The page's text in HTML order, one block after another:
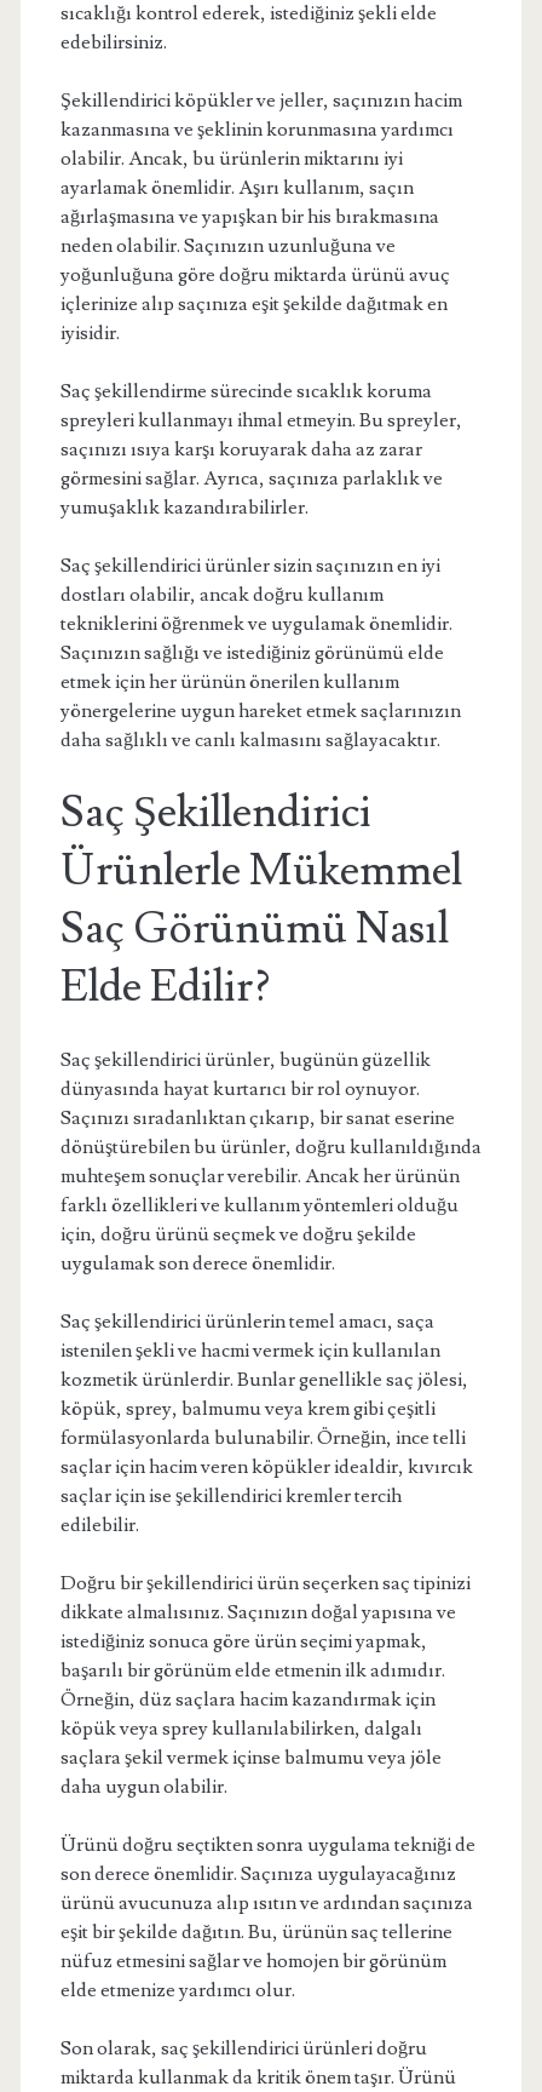
sıcaklığı kontrol ederek, istediğiniz şekli elde
edebilirsiniz.
Şekillendirici köpükler ve jeller, saçınızın hacim
kazanmasına ve şeklinin korunmasına yardımcı
olabilir. Ancak, bu ürünlerin miktarını iyi
ayarlamak önemlidir. Aşırı kullanım, saçın
ağırlaşmasına ve yapışkan bir his bırakmasına
neden olabilir. Saçınızın uzunluğuna ve
yoğunluğuna göre doğru miktarda ürünü avuç
içlerinize alıp saçınıza eşit şekilde dağıtmak en
iyisidir.
Saç şekillendirme sürecinde sıcaklık koruma
spreyleri kullanmayı ihmal etmeyin. Bu spreyler,
saçınızı ısıya karşı koruyarak daha az zarar
görmesini sağlar. Ayrıca, saçınıza parlaklık ve
yumuşaklık kazandırabilirler.
Saç şekillendirici ürünler sizin saçınızın en iyi
dostları olabilir, ancak doğru kullanım
tekniklerini öğrenmek ve uygulamak önemlidir.
Saçınızın sağlığı ve istediğiniz görünümü elde
etmek için her ürünün önerilen kullanım
yönergelerine uygun hareket etmek saçlarınızın
daha sağlıklı ve canlı kalmasını sağlayacaktır.
Saç Şekillendirici
Ürünlerle Mükemmel
Saç Görünümü Nasıl
Elde Edilir?
Saç şekillendirici ürünler, bugünün güzellik
dünyasında hayat kurtarıcı bir rol oynuyor.
Saçınızı sıradanlıktan çıkarıp, bir sanat eserine
dönüştürebilen bu ürünler, doğru kullanıldığında
muhteşem sonuçlar verebilir. Ancak her ürünün
farklı özellikleri ve kullanım yöntemleri olduğu
için, doğru ürünü seçmek ve doğru şekilde
uygulamak son derece önemlidir.
Saç şekillendirici ürünlerin temel amacı, saça
istenilen şekli ve hacmi vermek için kullanılan
kozmetik ürünlerdir. Bunlar genellikle saç jölesi,
köpük, sprey, balmumu veya krem gibi çeşitli
formülasyonlarda bulunabilir. Örneğin, ince telli
saçlar için hacim veren köpükler idealdir, kıvırcık
saçlar için ise şekillendirici kremler tercih
edilebilir.
Doğru bir şekillendirici ürün seçerken saç tipinizi
dikkate almalısınız. Saçınızın doğal yapısına ve
istediğiniz sonuca göre ürün seçimi yapmak,
başarılı bir görünüm elde etmenin ilk adımıdır.
Örneğin, düz saçlara hacim kazandırmak için
köpük veya sprey kullanılabilirken, dalgalı
saçlara şekil vermek içinse balmumu veya jöle
daha uygun olabilir.
Ürünü doğru seçtikten sonra uygulama tekniği de
son derece önemlidir. Saçınıza uygulayacağınız
ürünü avucunuza alıp ısıtın ve ardından saçınıza
eşit bir şekilde dağıtın. Bu, ürünün saç tellerine
nüfuz etmesini sağlar ve homojen bir görünüm
elde etmenize yardımcı olur.
Son olarak, saç şekillendirici ürünleri doğru
miktarda kullanmak da kritik önem taşır. Ürünü